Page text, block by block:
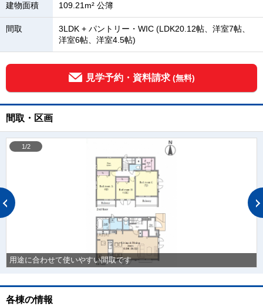
建物面積 109.21m² 公簿
間取
3LDK + パントリー・WIC (LDK20.12帖、洋室7帖、
洋室6帖、洋室4.5帖)
見学予約・資料請求 (無料)
間取・区画
用途に合わせて使いやすい間取です
1/2
各棟の情報